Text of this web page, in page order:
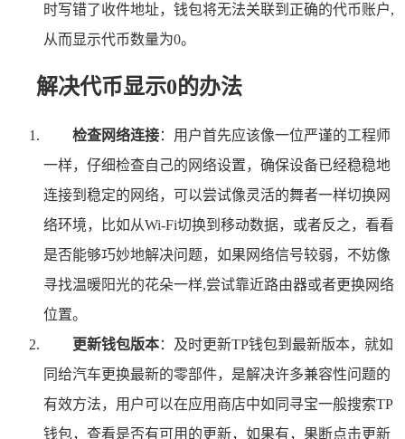
时写错了收件地址，钱包将无法关联到正确的代币账户,
从而显示代币数量为0。
解决代币显示0的办法
检查网络连接：用户首先应该像一位严谨的工程师
一样，仔细检查自己的网络设置，确保设备已经稳稳地
连接到稳定的网络，可以尝试像灵活的舞者一样切换网
络环境，比如从Wi-Fi切换到移动数据，或者反之，看看
是否能够巧妙地解决问题，如果网络信号较弱，不妨像
寻找温暖阳光的花朵一样,尝试靠近路由器或者更换网络
位置。
更新钱包版本：及时更新TP钱包到最新版本，就如
同给汽车更换最新的零部件，是解决许多兼容性问题的
有效方法，用户可以在应用商店中如同寻宝一般搜索TP
钱包，查看是否有可用的更新，如果有，果断点击更新